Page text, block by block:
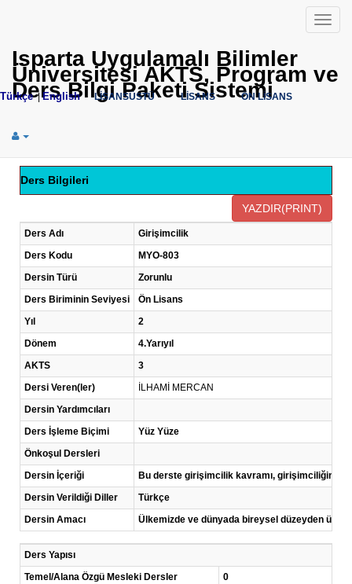
Menü
Isparta Uygulamalı Bilimler
Üniversitesi AKTS, Program ve
Ders Bilgi Paketi Sistemi
Türkçe|English LİSANSÜSTÜ LİSANS ÖN LİSANS
Ders Bilgileri
Ders Adı
Girişimcilik
Ders Kodu
MYO-803
Dersin Türü
Zorunlu
Ders Biriminin Seviyesi
Ön Lisans
Yıl
2
Dönem
4.Yarıyıl
AKTS
3
Dersi Veren(ler)
İLHAMİ MERCAN
Dersin Yardımcıları
Ders İşleme Biçimi
Yüz Yüze
Önkoşul Dersleri
Dersin İçeriği
Bu derste girişimcilik kavramı, girişimciliğin
Dersin Verildiği Diller
Türkçe
Dersin Amacı
Ülkemizde ve dünyada bireysel düzeyden ülke
Ders Yapısı
Temel/Alana Özgü Mesleki Dersler
0